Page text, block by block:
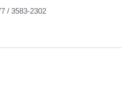
/ 3583-2302